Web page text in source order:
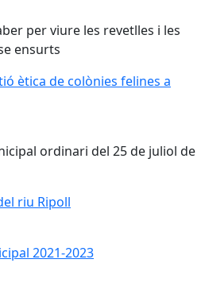
per viure les revetlles i les
ensurts
ètica de colònies felines a Sant
ètica de colònies felines a
ordinari del 25 de juliol de
riu Ripoll
riu Ripoll
2021-2023